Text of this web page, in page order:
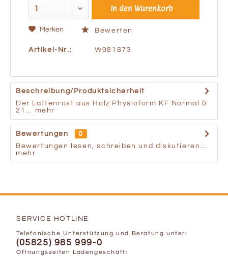
In den Warenkorb
Merken Bewerten
Artikel-Nr.: W081873
Beschreibung/Produktsicherheit
Der Lattenrost aus Holz Physioform KF Normal 0
21...
mehr
Bewertungen
0
Bewertungen lesen, schreiben und diskutieren...
mehr
SERVICE HOTLINE
Telefonische Unterstützung und Beratung unter:
(05825) 985 999-0
Öffnungszeiten Ladengeschäft: